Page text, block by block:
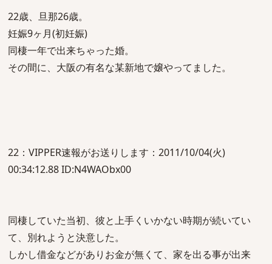
22歳、旦那26歳。
妊娠9ヶ月(初妊娠)
同棲一年で出来ちゃった婚。
その間に、大阪の有名な某新地で嬢やってました。
22：VIPPER速報がお送りします：2011/10/04(火)
00:34:12.88 ID:N4WAObx00
同棲していた当初、彼と上手くいかない時期が続いてい
て、別れようと決意した。
しかし借金などがありお金が無くて、家を出る事が出来